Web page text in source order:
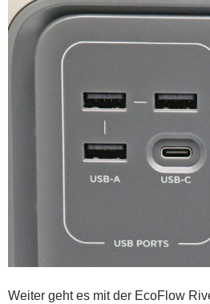
Weiter geht es mit der EcoFlow